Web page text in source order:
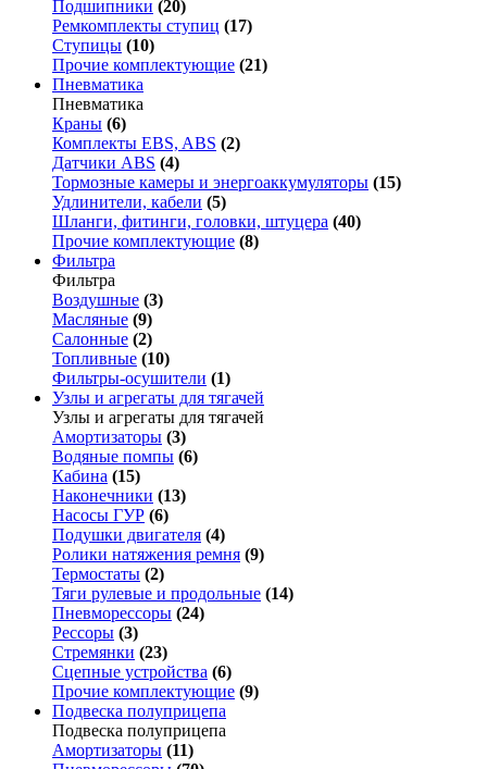
Подшипники (20)
Ремкомплекты ступиц (17)
Ступицы (10)
Прочие комплектующие (21)
Пневматика
Пневматика
Краны (6)
Комплекты EBS, ABS (2)
Датчики ABS (4)
Тормозные камеры и энергоаккумуляторы (15)
Удлинители, кабели (5)
Шланги, фитинги, головки, штуцера (40)
Прочие комплектующие (8)
Фильтра
Фильтра
Воздушные (3)
Масляные (9)
Салонные (2)
Топливные (10)
Фильтры-осушители (1)
Узлы и агрегаты для тягачей
Узлы и агрегаты для тягачей
Амортизаторы (3)
Водяные помпы (6)
Кабина (15)
Наконечники (13)
Насосы ГУР (6)
Подушки двигателя (4)
Ролики натяжения ремня (9)
Термостаты (2)
Тяги рулевые и продольные (14)
Пневморессоры (24)
Рессоры (3)
Стремянки (23)
Сцепные устройства (6)
Прочие комплектующие (9)
Подвеска полуприцепа
Подвеска полуприцепа
Амортизаторы (11)